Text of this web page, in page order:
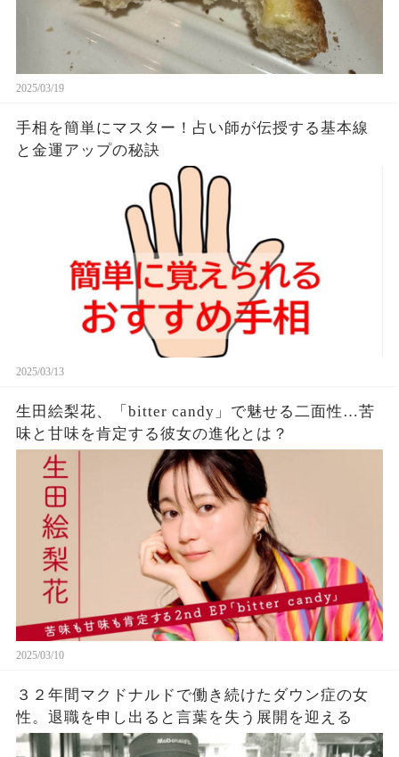
2025/03/19
手相を簡単にマスター！占い師が伝授する基本線
と金運アップの秘訣
2025/03/13
生田絵梨花、「bitter candy」で魅せる二面性…苦
味と甘味を肯定する彼女の進化とは？
2025/03/10
３２年間マクドナルドで働き続けたダウン症の女
性。退職を申し出ると言葉を失う展開を迎える